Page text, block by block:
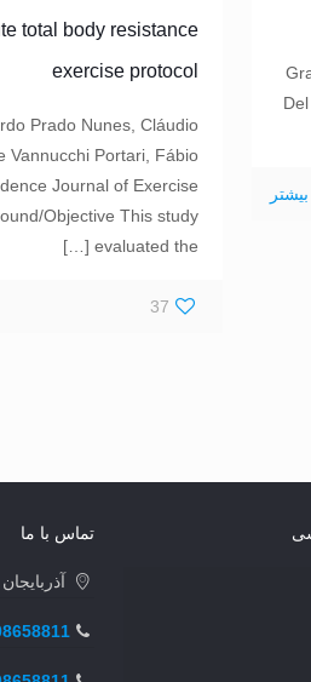
total body resistance
exercise protocol
Prado Nunes, Cláudio
Vannucchi Portari, Fábio
Journal of Exercise
Objective This study
evaluated the
[…]
37
تماس با ما